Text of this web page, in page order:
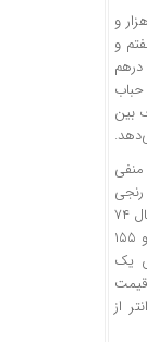
قیمت درهم با گپ مثبت ۱۵۰ تومانی در ۲۲ هزار و
و
درهم
شد. حباب
بین
گپ منفی
رنجی
داشت. قیمت سکه بین پله اول، دوم و سوم کانال ۷۴
میلیون نوسان داد و در نهایت در ۷۴ میلیون و ۱۵۵
یک
قیمت
گرانتر از